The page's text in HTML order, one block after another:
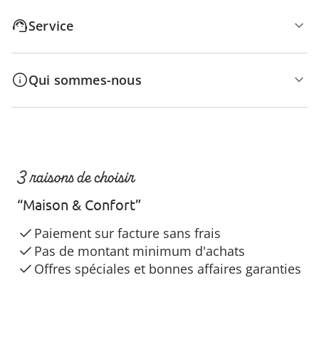
Service
Qui sommes-nous
3 raisons de choisir
“Maison & Confort”
Paiement sur facture sans frais
Pas de montant minimum d'achats
Offres spéciales et bonnes affaires garanties